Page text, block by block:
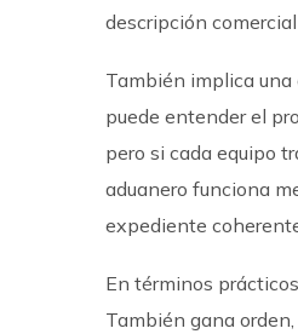
descripción
También implica una
puede entender el
pero si cada equipo
aduanero funciona
expediente
En términos
También gana